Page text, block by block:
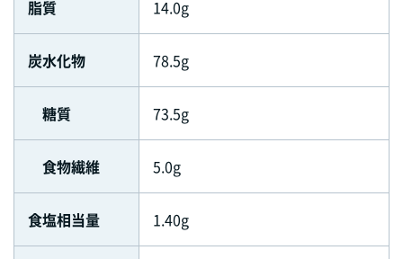
脂質 14.0g
炭水化物 78.5g
糖質 73.5g
食物繊維 5.0g
食塩相当量 1.40g